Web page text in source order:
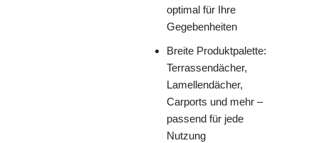
optimal für Ihre
Gegebenheiten
Breite Produktpalette:
Terrassendächer,
Lamellendächer,
Carports und mehr –
passend für jede
Nutzung